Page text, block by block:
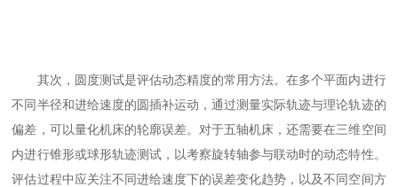
其次，圆度测试是评估动态精度的常用方法。在多个平面内进行
不同半径和进给速度的圆插补运动，通过测量实际轨迹与理论轨迹的
偏差，可以量化机床的轮廓误差。对于五轴机床，还需要在三维空间
内进行锥形或球形轨迹测试，以考察旋转轴参与联动时的动态特性。
评估过程中应关注不同进给速度下的误差变化趋势，以及不同空间方